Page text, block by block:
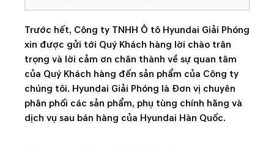
Trước hết, Công ty TNHH Ô tô Hyundai Giải Phóng
xin được gửi tới Quý Khách hàng lời chào trân
trọng và lời cảm ơn chân thành về sự quan tâm
của Quý Khách hàng đến sản phẩm của Công ty
chúng tôi. Hyundai Giải Phóng là Đơn vị chuyên
phân phối các sản phẩm, phụ tùng chính hãng và
dịch vụ sau bán hàng của Hyundai Hàn Quốc.